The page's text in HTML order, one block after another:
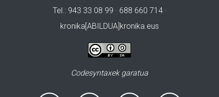
Tel.: 943 33 08 99 · 688 660 714 ·
kronika[ABILDUA]kronika.eus
Codesyntaxek garatua